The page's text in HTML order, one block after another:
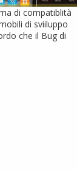
di compatiblità
di sviiluppo
che il Bug di